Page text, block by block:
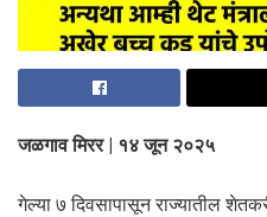
जळगाव मिरर | १४ जून २०२५
गेल्या ७ दिवसापासून राज्यातील